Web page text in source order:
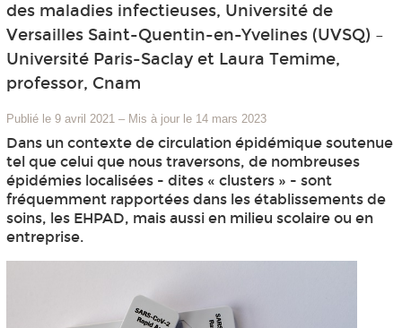
des maladies infectieuses, Université de
Versailles Saint-Quentin-en-Yvelines (UVSQ) –
Université Paris-Saclay et Laura Temime,
professor, Cnam
Publié le 9 avril 2021 – Mis à jour le 14 mars 2023
Dans un contexte de circulation épidémique soutenue
tel que celui que nous traversons, de nombreuses
épidémies localisées - dites « clusters » - sont
fréquemment rapportées dans les établissements de
soins, les EHPAD, mais aussi en milieu scolaire ou en
entreprise.